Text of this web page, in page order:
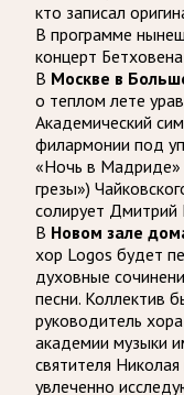
кто записал
В программе
концерт
В Москве в
о теплом лете
Академический
филармонии под
«Ночь в Мадриде»
грезы»)
солирует Дмитрий
В Новом зале
хор Logos будет
духовные
песни. Коллектив
руководитель
академии музыки
святителя
увлеченно